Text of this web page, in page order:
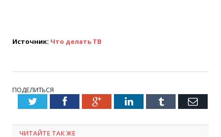
Источник: Что делать ТВ
ПОДЕЛИТЬСЯ
TwitterFacebookGoogle+LinkedInTumblr Email
ЧИТАЙТЕ ТАК ЖЕ